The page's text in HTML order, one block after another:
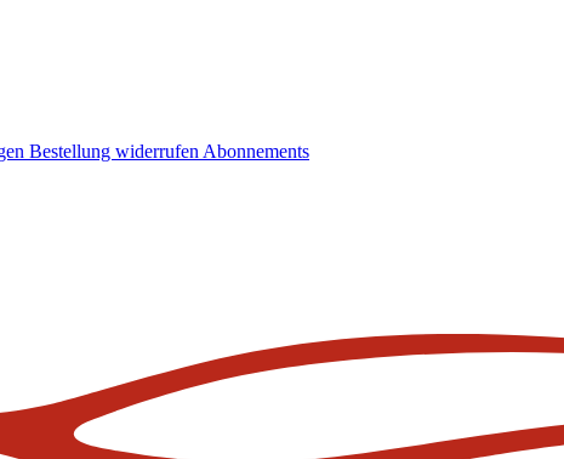
Bestellung widerrufen Abonnements